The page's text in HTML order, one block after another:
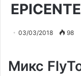
03/03/2018 98
Микс